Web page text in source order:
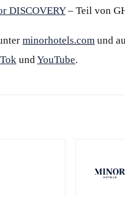
DISCOVERY– Teil von
minorhotels.com und
und YouTube.